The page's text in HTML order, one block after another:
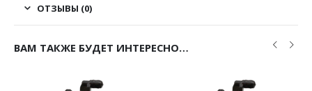
ОТЗЫВЫ (0)
ВАМ ТАКЖЕ БУДЕТ ИНТЕРЕСНО…